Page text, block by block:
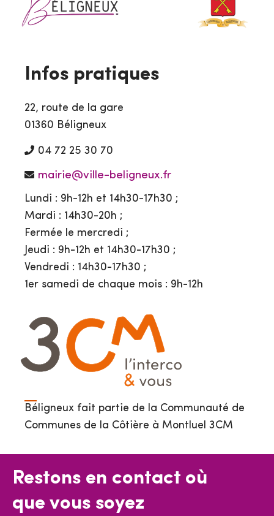
Infos pratiques
22, route de la gare
01360 Béligneux
04 72 25 30 70
mairie@ville-beligneux.fr
Lundi : 9h-12h et 14h30-17h30 ;
Mardi : 14h30-20h ;
Fermée le mercredi ;
Jeudi : 9h-12h et 14h30-17h30 ;
Vendredi : 14h30-17h30 ;
1er samedi de chaque mois : 9h-12h
Béligneux fait partie de la Communauté de
Communes de la Côtière à Montluel 3CM
Restons en contact où
que vous soyez